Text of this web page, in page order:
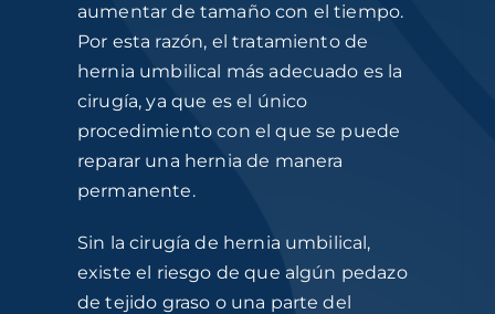
aumentar de tamaño con el tiempo.
Por esta razón, eltratamiento de
hernia umbilical más adecuado es la
cirugía, ya que es el único
procedimiento con el que se puede
reparar una hernia de manera
permanente.
Sin lacirugía de hernia umbilical,
existe el riesgo de que algún pedazo
de tejido graso o una parte del